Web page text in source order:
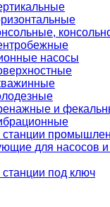
насосы
и
станции
для насосов
под ключ